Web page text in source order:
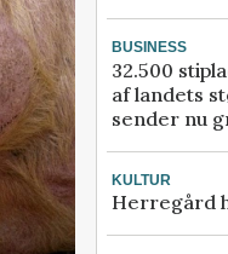
BUSINESS
32.500
af landets
sender nu
KULTUR
Herregård